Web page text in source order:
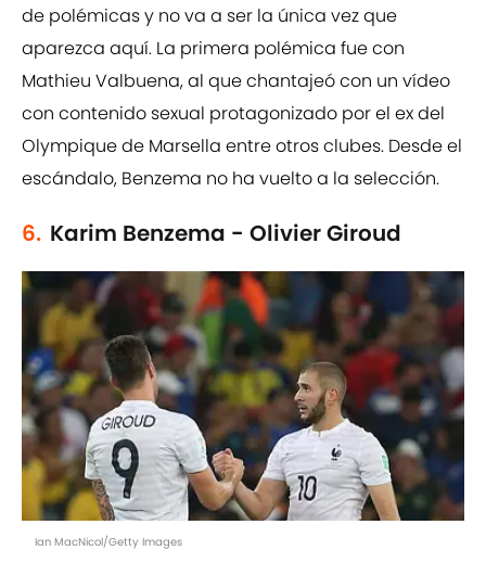
de polémicas y no va a ser la única vez que
aparezca aquí. La primera polémica fue con
Mathieu Valbuena, al que chantajeó con un vídeo
con contenido sexual protagonizado por el ex del
Olympique de Marsella entre otros clubes. Desde el
escándalo, Benzema no ha vuelto a la selección.
6. Karim Benzema - Olivier Giroud
Ian MacNicol/Getty Images